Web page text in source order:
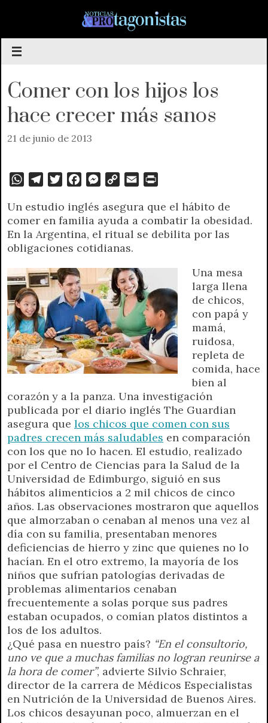
contenido
Comer con los hijos los
hace crecer más sanos
21 de junio de 2013
W
a
t
s
A
p
p
l
e
g
r
a
m
i
t
t
e
r
c
e
b
o
o
k
M
s
s
e
n
g
e
r
p
y
L
i
n
k
a
l
i
n
t
e
n
d
l
y
Un estudio inglés asegura que el hábito de
comer en familia ayuda a combatir la obesidad.
En la Argentina, el ritual se debilita por las
obligaciones cotidianas.
Una mesa
larga llena
de chicos,
con papá y
mamá,
ruidosa,
repleta de
comida, hace
bien al
corazón y a la panza. Una investigación
publicada por el diario inglés The Guardian
asegura que los chicos que comen con sus
padres crecen más saludables en comparación
con los que no lo hacen. El estudio, realizado
por el Centro de Ciencias para la Salud de la
Universidad de Edimburgo, siguió en sus
hábitos alimenticios a 2 mil chicos de cinco
años. Las observaciones mostraron que aquellos
que almorzaban o cenaban al menos una vez al
día con su familia, presentaban menores
deficiencias de hierro y zinc que quienes no lo
hacían. En el otro extremo, la mayoría de los
niños que sufrían patologías derivadas de
problemas alimentarios cenaban
frecuentemente a solas porque sus padres
estaban ocupados, o comían platos distintos a
los de los adultos.
¿Qué pasa en nuestro país? “En el consultorio,
uno ve que a muchas familias no logran reunirse a
la hora de comer”, advierte Silvio Schraier,
director de la carrera de Médicos Especialistas
en Nutrición de la Universidad de Buenos Aires.
Los chicos desayunan poco, almuerzan en el